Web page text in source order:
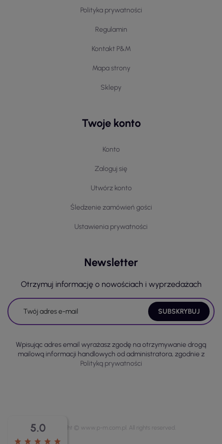
Dokładne dopasowanie akcesoriów do odzieży
roboczej może znacząco wpłynąć na wygodę pracy i
Polityka prywatności
Regulamin
Kontakt P&M
Mapa strony
Sklepy
Twoje konto
Konto
Zaloguj się
Utwórz konto
Śledzenie zamówień gości
Ustawienia prywatności
Newsletter
Otrzymuj informację o nowościach i wyprzedażach
Wpisując adres email wyrażasz zgodę na otrzymywanie drogą
mailową informacji handlowych od administratora, zgodnie z
Polityką prywatności
5.0
star star star star star
Copyright © www.p-m.com.pl. All rights reserved.